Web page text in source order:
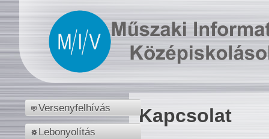
Versenyfelhívás
Lebonyolítás
Kapcsolat